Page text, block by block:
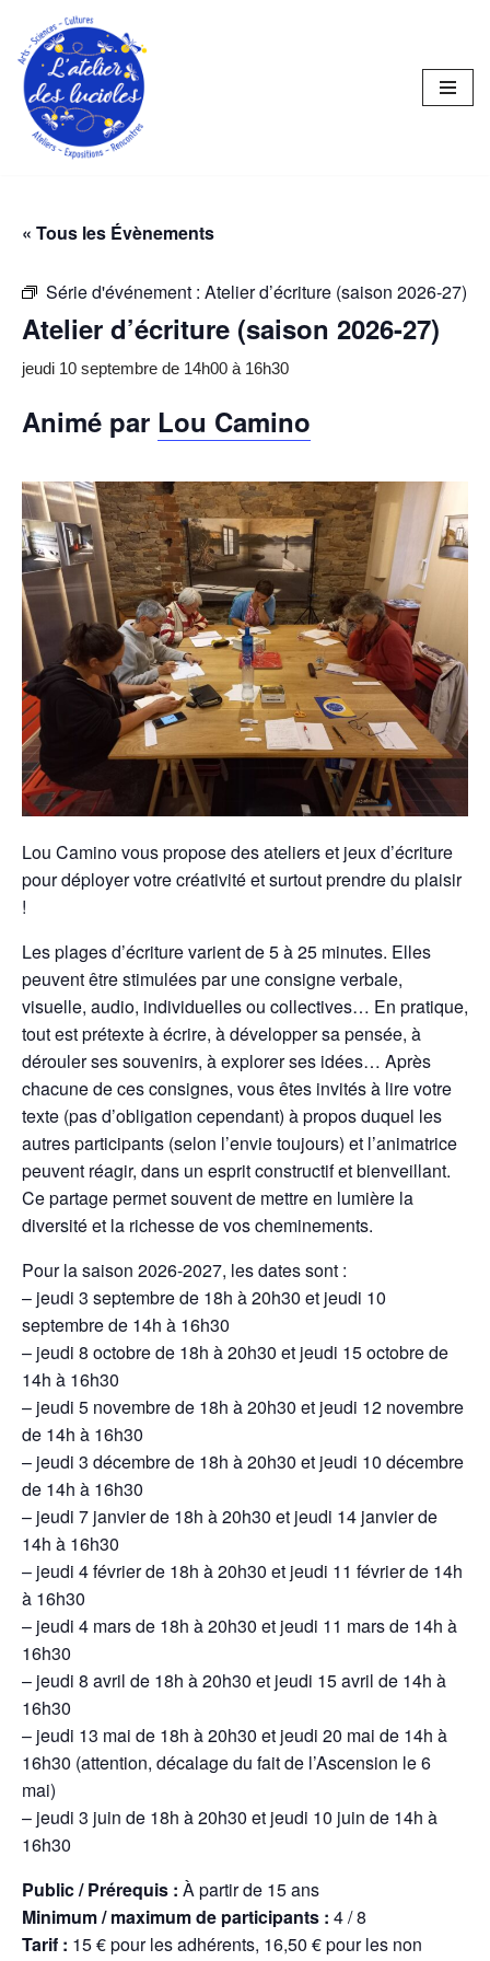
Aller
au
contenu
« Tous les Évènements
Série d'événement : Atelier d’écriture (saison 2026-27)
Atelier d’écriture (saison 2026-27)
jeudi 10 septembre de 14h00 à 16h30
Animé par Lou Camino
Lou Camino vous propose des ateliers et jeux d’écriture
pour déployer votre créativité et surtout prendre du plaisir
!
Les plages d’écriture varient de 5 à 25 minutes. Elles
peuvent être stimulées par une consigne verbale,
visuelle, audio, individuelles ou collectives… En pratique,
tout est prétexte à écrire, à développer sa pensée, à
dérouler ses souvenirs, à explorer ses idées… Après
chacune de ces consignes, vous êtes invités à lire votre
texte (pas d’obligation cependant) à propos duquel les
autres participants (selon l’envie toujours) et l’animatrice
peuvent réagir, dans un esprit constructif et bienveillant.
Ce partage permet souvent de mettre en lumière la
diversité et la richesse de vos cheminements.
Pour la saison 2026-2027, les dates sont :
– jeudi 3 septembre de 18h à 20h30 et jeudi 10
septembre de 14h à 16h30
– jeudi 8 octobre de 18h à 20h30 et jeudi 15 octobre de
14h à 16h30
– jeudi 5 novembre de 18h à 20h30 et jeudi 12 novembre
de 14h à 16h30
– jeudi 3 décembre de 18h à 20h30 et jeudi 10 décembre
de 14h à 16h30
– jeudi 7 janvier de 18h à 20h30 et jeudi 14 janvier de
14h à 16h30
– jeudi 4 février de 18h à 20h30 et jeudi 11 février de 14h
à 16h30
– jeudi 4 mars de 18h à 20h30 et jeudi 11 mars de 14h à
16h30
– jeudi 8 avril de 18h à 20h30 et jeudi 15 avril de 14h à
16h30
– jeudi 13 mai de 18h à 20h30 et jeudi 20 mai de 14h à
16h30 (attention, décalage du fait de l’Ascension le 6
mai)
– jeudi 3 juin de 18h à 20h30 et jeudi 10 juin de 14h à
16h30
Public / Prérequis : À partir de 15 ans
Minimum / maximum de participants : 4 / 8
Tarif : 15 € pour les adhérents, 16,50 € pour les non